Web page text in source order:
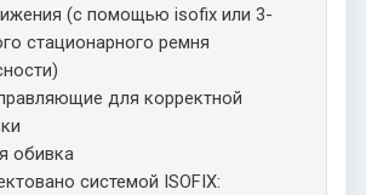
(с помощью isofix или 3-
стационарного ремня
для корректной
обивка
системой ISOFIX: